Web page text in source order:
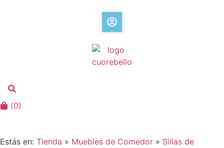
(0)
Estás en: Tienda » Muebles de Comedor » Sillas de